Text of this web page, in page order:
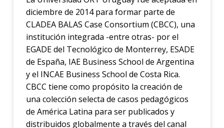
diciembre de 2014 para formar parte de
CLADEA BALAS Case Consortium (CBCC), una
institución integrada -entre otras- por el
EGADE del Tecnológico de Monterrey, ESADE
de España, IAE Business School de Argentina
y el INCAE Business School de Costa Rica.
CBCC tiene como propósito la creación de
una colección selecta de casos pedagógicos
de América Latina para ser publicados y
distribuidos globalmente a través del canal